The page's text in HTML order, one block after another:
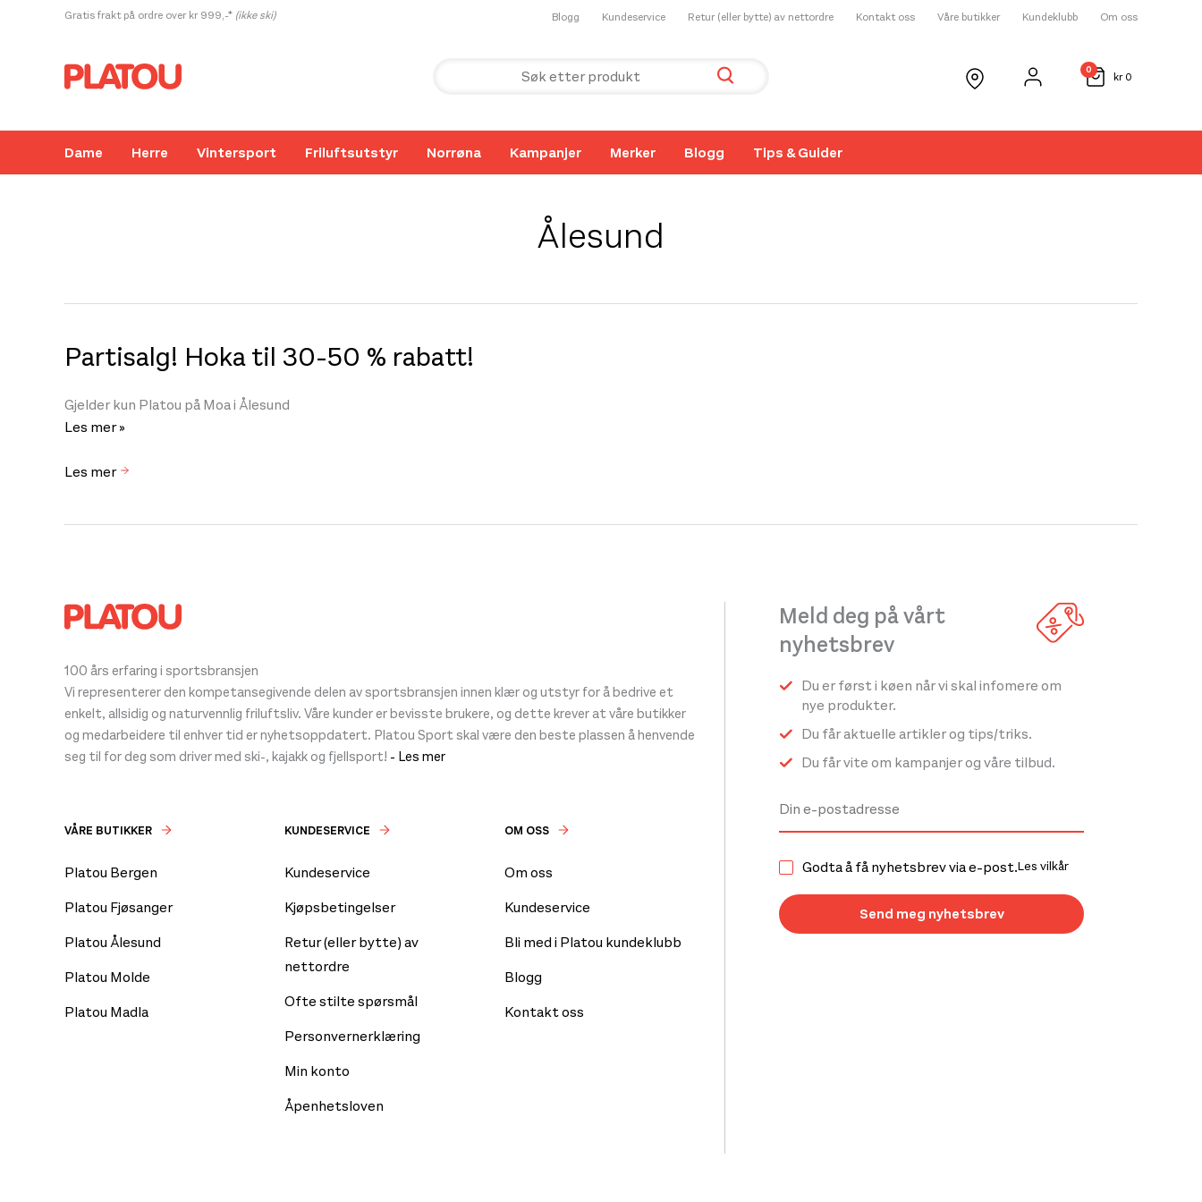
Gratis frakt på ordre over kr 999,-* (ikke ski) Blogg Kundeservice Retur (eller bytte) av nettordre Kontakt oss Våre butikker Kundeklubb Om oss
kr0
0
Dame Herre Vintersport Friluftsutstyr Norrøna Kampanjer Merker Blogg Tips & Guider
Ålesund
Partisalg! Hoka til 30-50 % rabatt!
Gjelder kun Platou på Moa i Ålesund
Partisalg!
til
Les mer »
Les mer
100 års erfaring i sportsbransjen
Vi representerer den kompetansegivende delen av sportsbransjen innen klær og utstyr for å bedrive et
enkelt, allsidig og naturvennlig friluftsliv. Våre kunder er bevisste brukere, og dette krever at våre butikker
og medarbeidere til enhver tid er nyhetsoppdatert. Platou Sport skal være den beste plassen å henvende
seg til for deg som driver med ski-, kajakk og fjellsport! - Les mer
VÅRE BUTIKKER
Platou Bergen
Platou Fjøsanger
Platou Ålesund
Platou Molde
Platou Madla
KUNDESERVICE
Kundeservice
Kjøpsbetingelser
Retur (eller bytte) av
nettordre
Ofte stilte spørsmål
Personvernerklæring
Min konto
Åpenhetsloven
OM OSS
Om oss
Kundeservice
Bli med i Platou kundeklubb
Blogg
Kontakt oss
Meld deg på vårt
nyhetsbrev
Du er først i køen når vi skal infomere om
nye produkter.
Du får aktuelle artikler og tips/triks.
Du får vite om kampanjer og våre tilbud.
Godta å få nyhetsbrev via e-post.Les vilkår